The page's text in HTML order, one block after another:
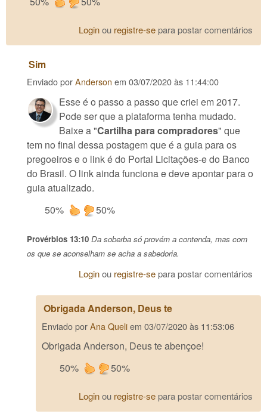
Loginou registre-separa postar comentários
Sim
Enviado porAnderson em 03/07/2020 às 11:44:00
Esse é o passo a passo que criei em 2017.
Pode ser que a plataforma tenha mudado.
Baixe a "Cartilha para compradores" que
tem no final dessa postagem que é a guia para os
pregoeiros e o link é do Portal Licitações-e do Banco
do Brasil. O link ainda funciona e deve apontar para o
guia atualizado.
50%
50%
Provérbios 13:10 Da soberba só provém a contenda, mas com
os que se aconselham se acha a sabedoria.
Loginou registre-separa postar comentários
Obrigada Anderson, Deus te
Enviado porAna Queliem 03/07/2020 às 11:53:06
Obrigada Anderson, Deus te abençoe!
50%
50%
Loginou registre-separa postar comentários